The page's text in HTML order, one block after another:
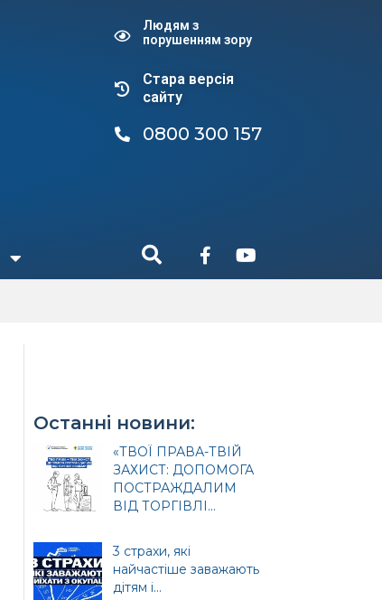
Людям з
порушенням зору
Стара версiя
сайту
0800 300 157
Останні новини:
«ТВОЇ ПРАВА-ТВІЙ
ЗАХИСТ: ДОПОМОГА
ПОСТРАЖДАЛИМ
ВІД ТОРГІВЛІ...
3 страхи, які
найчастіше заважають
дітям і...